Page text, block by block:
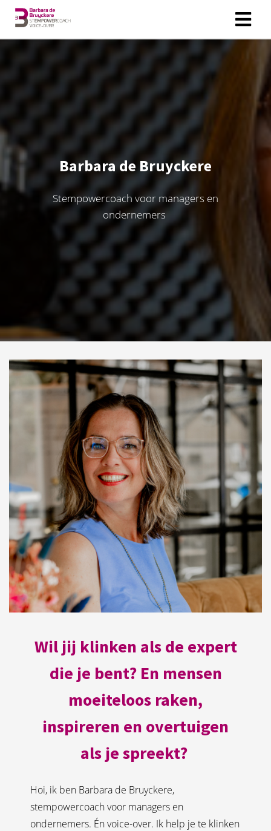
Barbara de Bruyckere
Stempowercoach voor managers en
ondernemers
Wil jij klinken als de expert
die je bent? En mensen
moeiteloos raken,
inspireren en overtuigen
als je spreekt?
Hoi, ik ben Barbara de Bruyckere,
stempowercoach voor managers en
ondernemers. Én voice-over. Ik help je te klinken